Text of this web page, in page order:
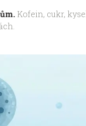
Kofein, cukr,